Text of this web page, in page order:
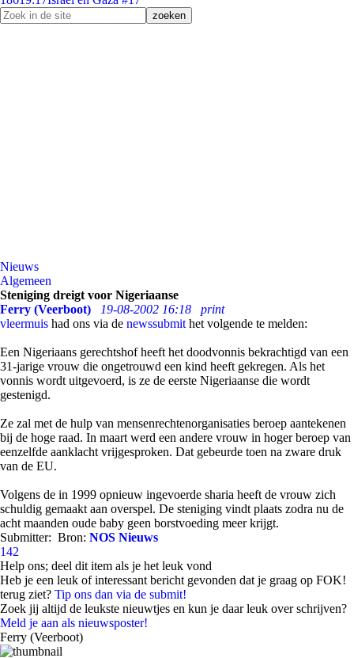
Nieuws
Algemeen
Steniging dreigt voor Nigeriaanse
Ferry (Veerboot)
19-08-2002 16:18
print
vleermuis had ons via de newssubmit het volgende te melden:
Een Nigeriaans gerechtshof heeft het doodvonnis bekrachtigd van een
31-jarige vrouw die ongetrouwd een kind heeft gekregen. Als het
vonnis wordt uitgevoerd, is ze de eerste Nigeriaanse die wordt
gestenigd.
Ze zal met de hulp van mensenrechtenorganisaties beroep aantekenen
bij de hoge raad. In maart werd een andere vrouw in hoger beroep van
eenzelfde aanklacht vrijgesproken. Dat gebeurde toen na zware druk
van de EU.
Volgens de in 1999 opnieuw ingevoerde sharia heeft de vrouw zich
schuldig gemaakt aan overspel. De steniging vindt plaats zodra nu de
acht maanden oude baby geen borstvoeding meer krijgt.
Submitter: Bron: NOS Nieuws
142
Help ons; deel dit item als je het leuk vond
Heb je een leuk of interessant bericht gevonden dat je graag op FOK!
terug ziet? Tip ons dan via de submit!
Zoek jij altijd de leukste nieuwtjes en kun je daar leuk over schrijven?
Meld je aan als nieuwsposter!
Ferry (Veerboot)